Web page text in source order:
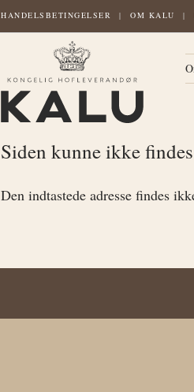
HANDELSBETINGELSER OM KALU
Siden kunne ikke findes
Den indtastede adresse findes